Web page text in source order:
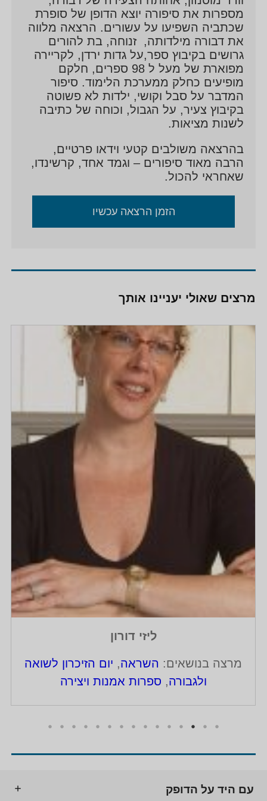
מספרות את סיפורה יוצא הדופן של סופרת
שכתביה השפיעו על עשורים. הרצאה מלווה
את דבורה מילדותה, זנוחה, בת להורים
גרושים בקיבוץ ספר,על גדות ירדן, לקריירה
מפוארת של מעל ל 98 ספרים, חלקם
מופיעים כחלק ממערכת הלימוד. סיפור
המדבר על סבל וקושי, ילדות לא פשוטה
בקיבוץ צעיר, על הגבול, וכוחה של כתיבה
לשנות מציאות.
בהרצאה משולבים קטעי וידאו פרטיים,
הרבה מאוד סיפורים – וגמד אחד, קרשינדו,
שאחראי להכול.
הזמן הרצאה עכשיו
מרצים שאולי יעניינו אותך
ליזי דורון
מרצה בנושאים: השראה, יום הזיכרון לשואה
ולגבורה, ספרות אמנות ויצירה
עם היד על הדופק